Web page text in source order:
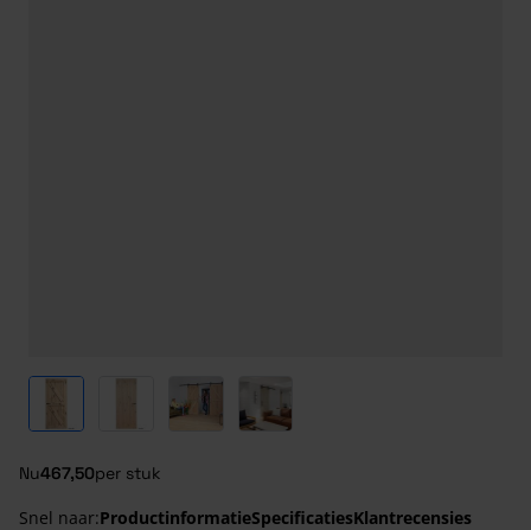
View larger imageView larger image
View larger imageView larger image
Nu467,50per stuk
Snel naar:ProductinformatieSpecificatiesKlantrecensies